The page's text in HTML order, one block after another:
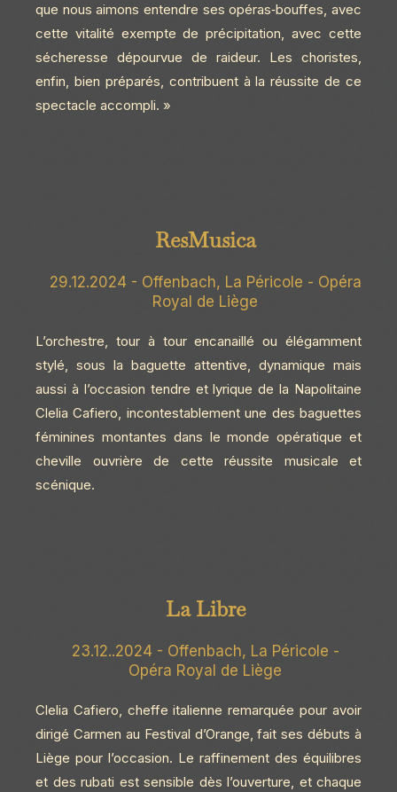
que nous aimons entendre ses opéras‑bouffes, avec
cette vitalité exempte de précipitation, avec cette
sécheresse dépourvue de raideur. Les choristes,
enfin, bien préparés, contribuent à la réussite de ce
spectacle accompli. »
ResMusica
29.12.2024 - Offenbach, La Péricole - Opéra
Royal de Liège
L’orchestre, tour à tour encanaillé ou élégamment
stylé, sous la baguette attentive, dynamique mais
aussi à l’occasion tendre et lyrique de la Napolitaine
Clelia Cafiero, incontestablement une des baguettes
féminines montantes dans le monde opératique et
cheville ouvrière de cette réussite musicale et
scénique.
La Libre
23.12..2024 - Offenbach, La Péricole -
Opéra Royal de Liège
Clelia Cafiero, cheffe italienne remarquée pour avoir
dirigé Carmen au Festival d’Orange, fait ses débuts à
Liège pour l’occasion. Le raffinement des équilibres
et des rubati est sensible dès l’ouverture, et chaque